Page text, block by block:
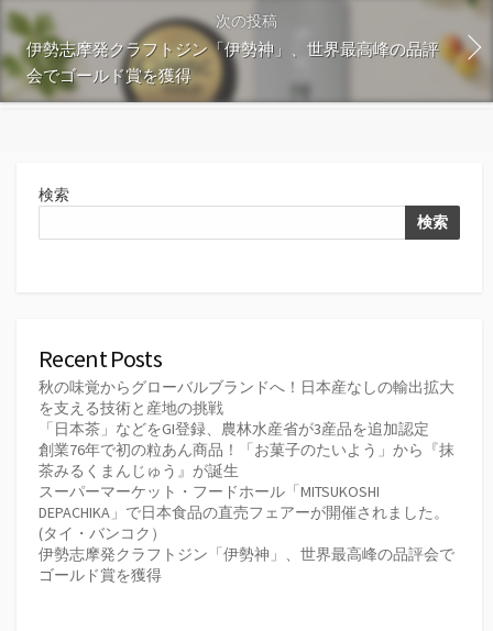
次の投稿
伊勢志摩発クラフトジン「伊勢神」、世界最高峰の品評
会でゴールド賞を獲得
検索
検索
Recent Posts
秋の味覚からグローバルブランドへ！日本産なしの輸出拡大
を支える技術と産地の挑戦
「日本茶」などをGI登録、農林水産省が3産品を追加認定
創業76年で初の粒あん商品！「お菓子のたいよう」から『抹
茶みるくまんじゅう』が誕生
スーパーマーケット・フードホール「MITSUKOSHI
DEPACHIKA」で日本食品の直売フェアーが開催されました。
(タイ・バンコク）
伊勢志摩発クラフトジン「伊勢神」、世界最高峰の品評会で
ゴールド賞を獲得